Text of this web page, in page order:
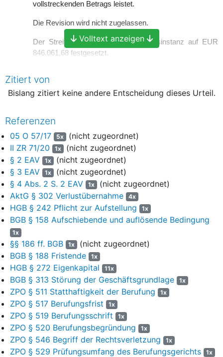
vollstreckenden Betrags leistet.
Die Revision wird nicht zugelassen.
Der Streitwert wird für die Berufungsinstanz auf EUR
846.061,68 festgesetzt.
das (Rumpf-) Geschäftsjahr 2016 sowie restliche
Entschädigungszahlung im Zusammenhang mit einer
einvernehmlichen vorzeitigen Vertragsaufhebung eines
Beherrschungs- und Gewinnabführungsvertrages.
Alleinige Gesellschafterin der Klägerin ist ausweislich der beim
Handelsregister hinterlegten Gesellschafterliste vom 12.12.2016
die X GmbH mit Sitz in Stadt1. Die Klägerin ist ein
Finanzdienstleistungsunternehmen, eingetragen in der
Unternehmensdatenbank der BaFin unter …, und verfügt über
die Erlaubnis zur Abschlussvermittlung, Anlageberatung,
Anlagevermittlung und Finanzportfolioverwaltung.
Der ursprüngliche, beim Handelsregister hinterlegte
Gesellschaftsvertrag der Klägerin vom 29.10.2012 bestimmte in
§ 4, dass das Geschäftsjahr der Klägerin dem Kalenderjahr
entspricht. Am 05.12.2016 meldete die Klägerin vorab die
Änderung des Geschäftsjahres zum Handelsregister an, die
weiteren in den Gesellschafterversammlungen vom 02.12.2016
und 05.12.2016 beschlossenen Gegenstände wurden separat
am 08.12.2016 angemeldet.
Nunmehr lautet § 4 (Geschäftsjahr) wie folgt:
Volltext anzeigen
Zitiert von
Bislang zitiert keine andere Entscheidung dieses Urteil.
Referenzen
05 O 57/17 5x (nicht zugeordnet)
II ZR 71/20
1x (nicht zugeordnet)
§ 2 EAV
1x (nicht zugeordnet)
§ 3 EAV
1x (nicht zugeordnet)
§ 4 Abs. 2 S. 2 EAV
1x (nicht zugeordnet)
AktG § 302 Verlustübernahme
4x
HGB § 242 Pflicht zur Aufstellung 1x
BGB § 158 Aufschiebende und auflösende Bedingung
1x
§§ 186 ff. BGB 1x (nicht zugeordnet)
BGB § 188 Fristende
1x
HGB § 272 Eigenkapital 11x
BGB § 313 Störung der Geschäftsgrundlage 1x
ZPO § 511 Statthaftigkeit der Berufung 1x
ZPO § 517 Berufungsfrist 1x
ZPO § 519 Berufungsschrift 1x
ZPO § 520 Berufungsbegründung 1x
ZPO § 546 Begriff der Rechtsverletzung 1x
ZPO § 529 Prüfungsumfang des Berufungsgerichts 1x